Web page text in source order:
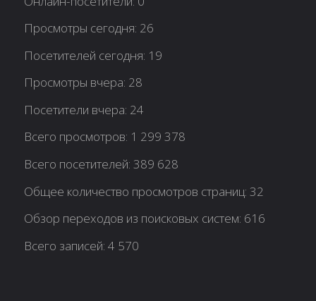
Просмотры сегодня: 26
Посетителей сегодня: 19
Просмотры вчера: 28
Посетители вчера: 24
Всего просмотров: 1 299 378
Всего посетителей:389 628
Общее количество просмотров страниц:32
Обзор переходов из поисковых систем: 616
Всего записей:4 570